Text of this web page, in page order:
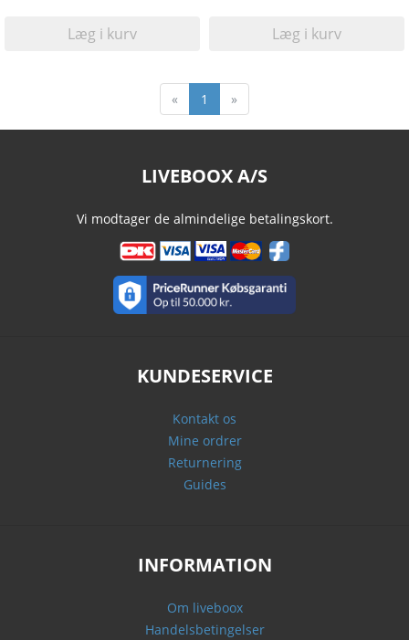
Læg i kurv Læg i kurv
« 1 »
LIVEBOOX A/S
Vi modtager de almindelige betalingskort.
KUNDESERVICE
Kontakt os
Mine ordrer
Returnering
Guides
INFORMATION
Om liveboox
Handelsbetingelser